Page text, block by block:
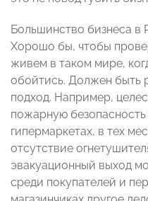
Большинство бизнеса в
Хорошо бы, чтобы
живем в таком мире,
обойтись. Должен быть
подход. Например,
пожарную
гипермаркетах, в тех
отсутствие
эвакуационный выход
среди покупателей и